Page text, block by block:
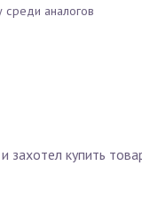
аналогов
захотел купить